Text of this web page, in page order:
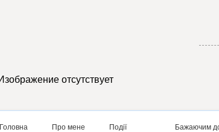
Головна Про мене Події Бажаючим